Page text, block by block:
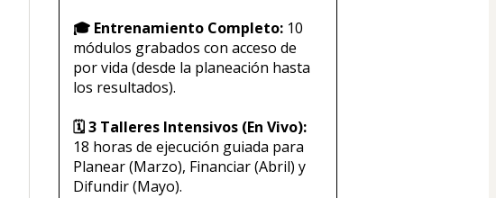
🎓 Entrenamiento Completo: 10
módulos grabados con acceso de
por vida (desde la planeación hasta
los resultados).
🗓️ 3 Talleres Intensivos (En Vivo):
18 horas de ejecución guiada para
Planear (Marzo), Financiar (Abril) y
Difundir (Mayo).